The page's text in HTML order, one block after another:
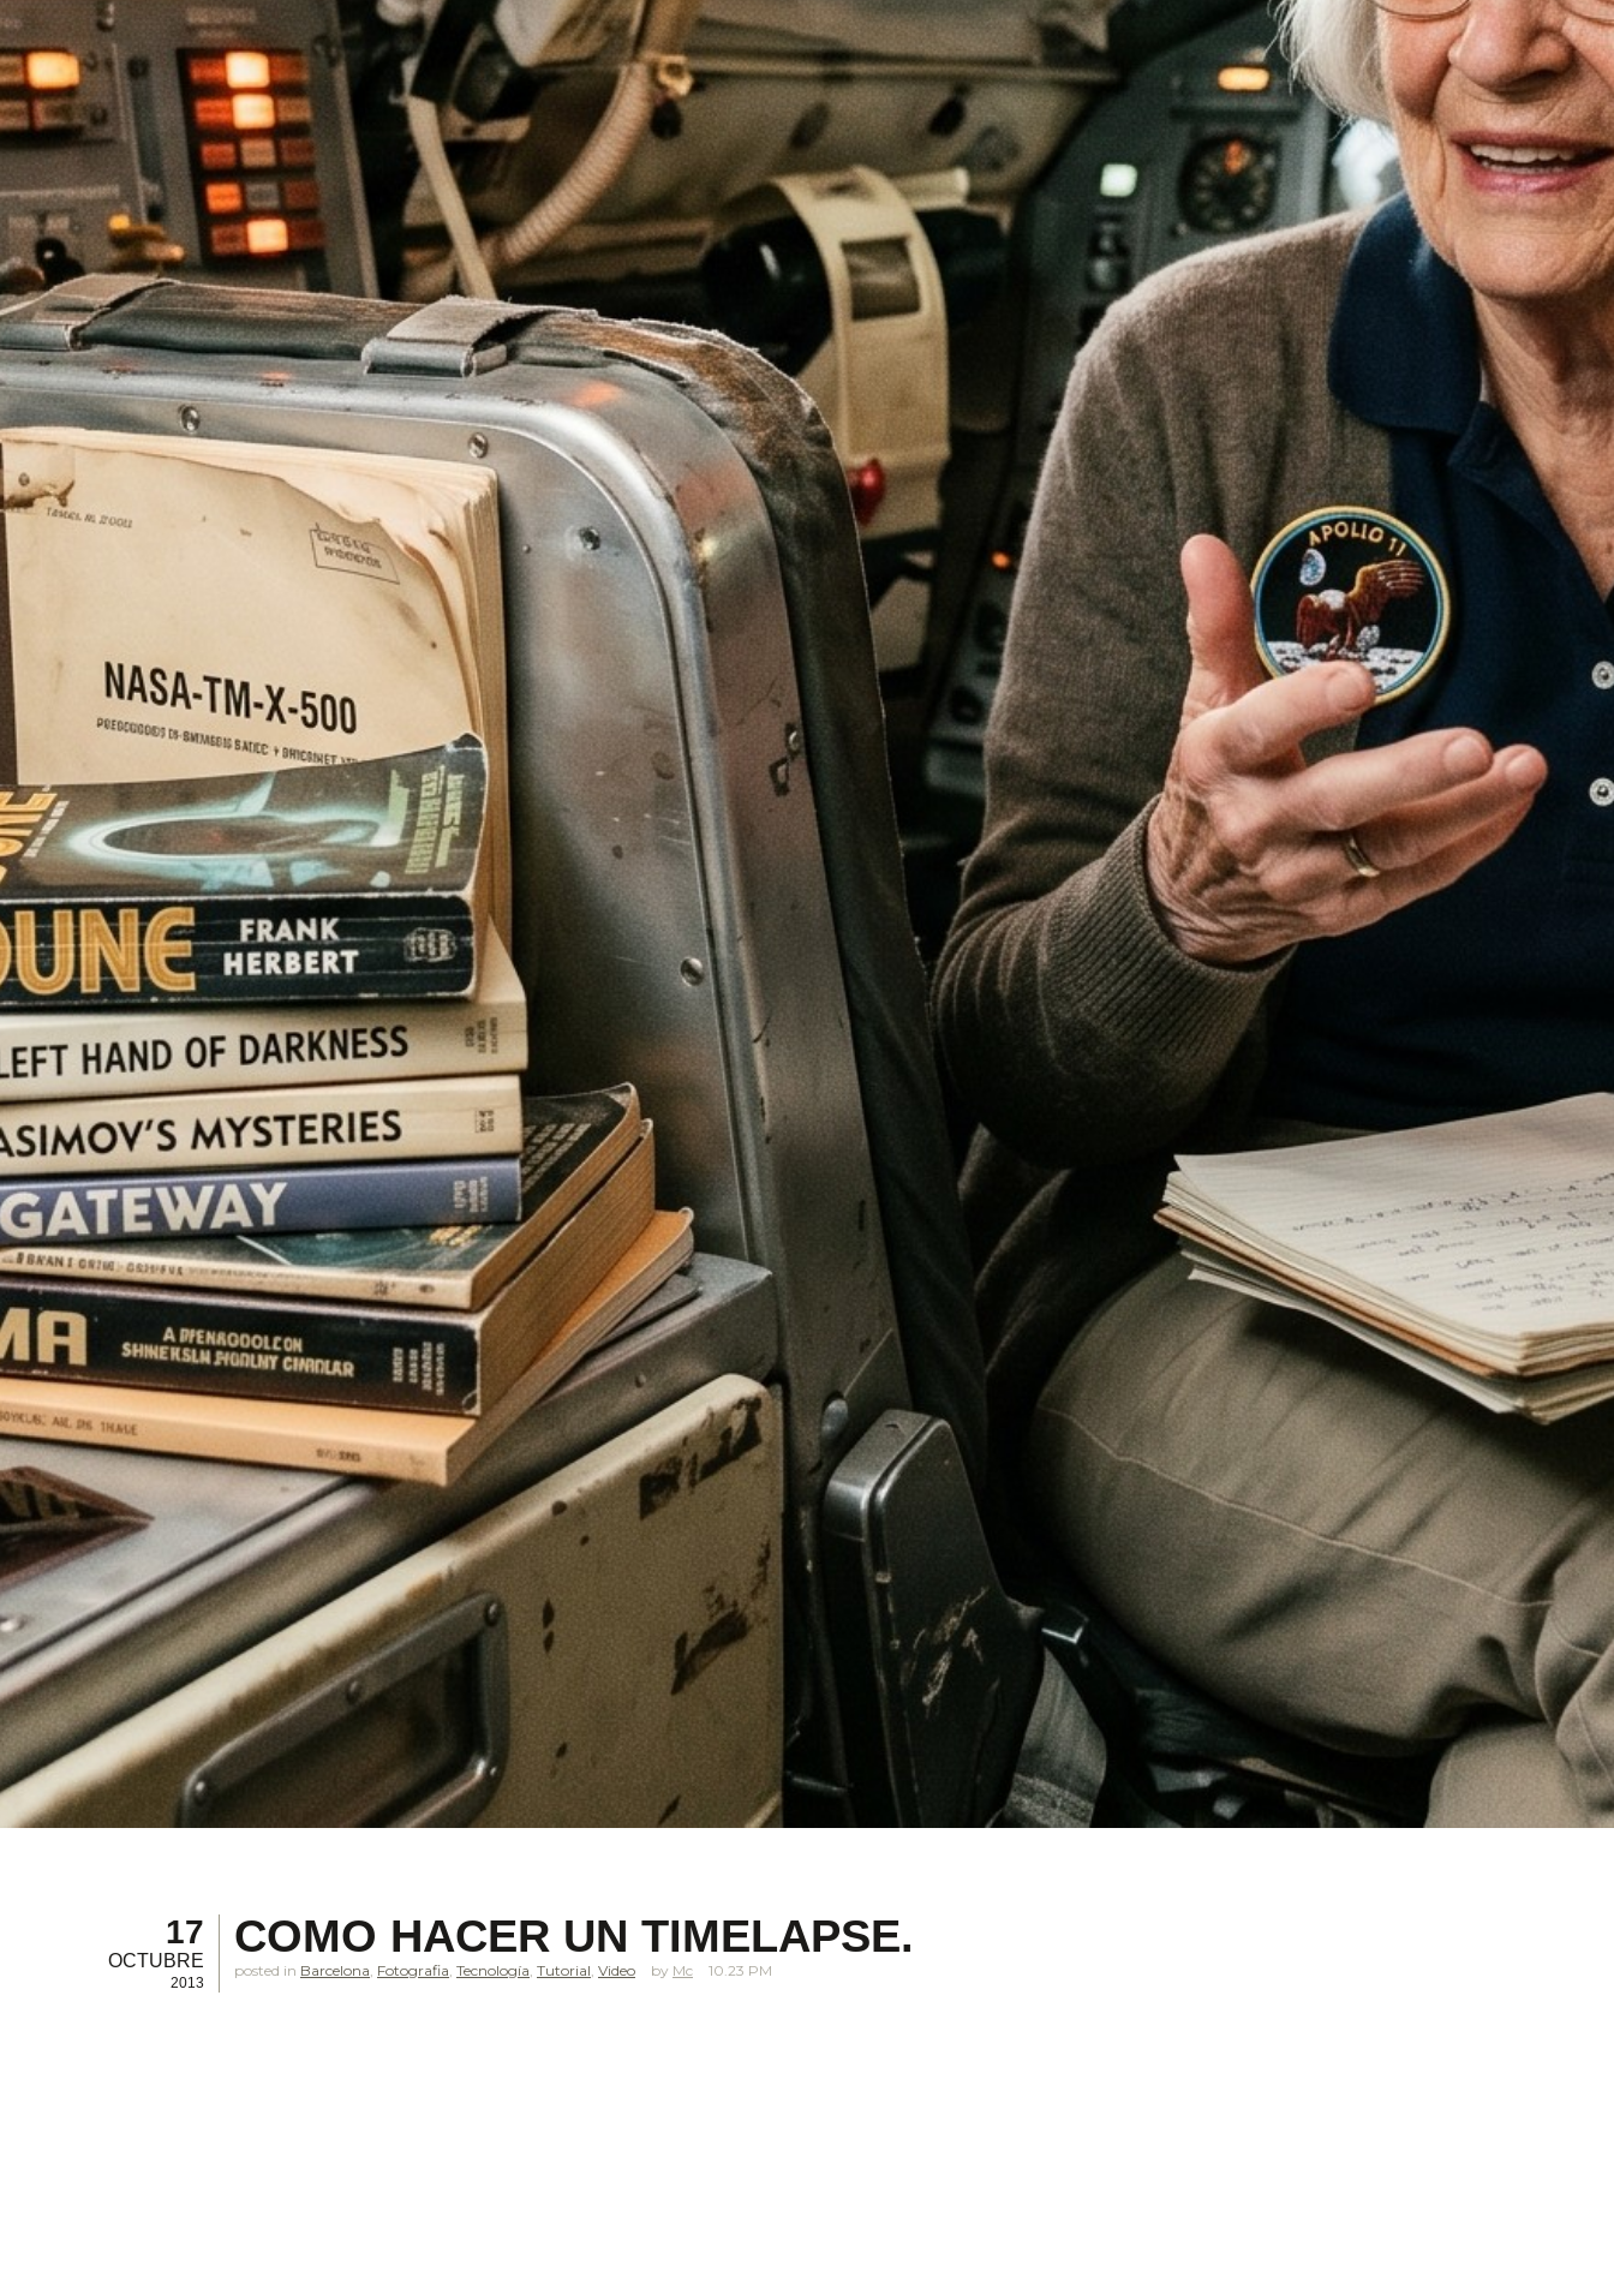
17
OCTUBRE
2013
COMO HACER UN TIMELAPSE.
posted in Barcelona, Fotografia, Tecnología, Tutorial, Video Mc 10.23 PM